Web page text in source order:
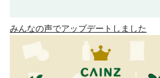
みんなの声でアップデートしました